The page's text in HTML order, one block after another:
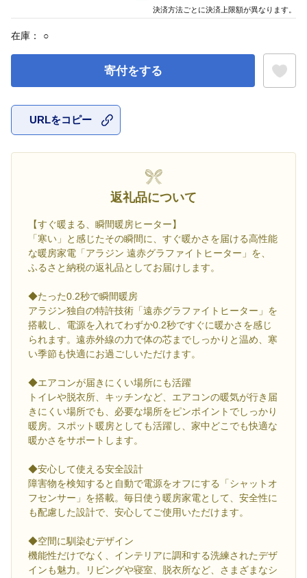
在庫： ○
寄付をする
URLをコピー
返礼品について
【すぐ暖まる、瞬間暖房ヒーター】
「寒い」と感じたその瞬間に、すぐ暖かさを届ける高性能
な暖房家電「アラジン 遠赤グラファイトヒーター」を、
ふるさと納税の返礼品としてお届けします。
◆たった0.2秒で瞬間暖房
アラジン独自の特許技術「遠赤グラファイトヒーター」を
搭載し、電源を入れてわずか0.2秒ですぐに暖かさを感じ
られます。遠赤外線の力で体の芯までしっかりと温め、寒
い季節も快適にお過ごしいただけます。
◆エアコンが届きにくい場所にも活躍
トイレや脱衣所、キッチンなど、エアコンの暖気が行き届
きにくい場所でも、必要な場所をピンポイントでしっかり
暖房。スポット暖房としても活躍し、家中どこでも快適な
暖かさをサポートします。
◆安心して使える安全設計
障害物を検知すると自動で電源をオフにする「シャットオ
フセンサー」を搭載。毎日使う暖房家電として、安全性に
も配慮した設計で、安心してご使用いただけます。
◆空間に馴染むデザイン
機能性だけでなく、インテリアに調和する洗練されたデザ
インも魅力。リビングや寝室、脱衣所など、さまざまなシ
決済方法ごとに決済上限額が異なります。